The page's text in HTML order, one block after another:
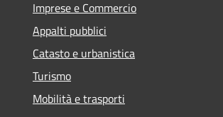
Imprese e Commercio
Appalti pubblici
Catasto e urbanistica
Turismo
Mobilità e trasporti